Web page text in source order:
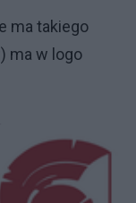
ma takiego
ma w logo